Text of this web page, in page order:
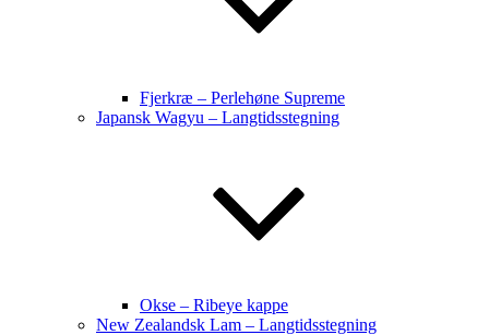
Fjerkræ – Perlehøne Supreme
Japansk Wagyu – Langtidsstegning
Okse – Ribeye kappe
New Zealandsk Lam – Langtidsstegning